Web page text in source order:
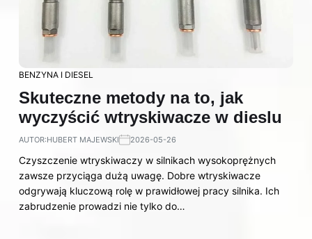
BENZYNA I DIESEL
Skuteczne metody na to, jak
wyczyścić wtryskiwacze w dieslu
AUTOR:HUBERT MAJEWSKI 2026-05-26
Czyszczenie wtryskiwaczy w silnikach wysokoprężnych
zawsze przyciąga dużą uwagę. Dobre wtryskiwacze
odgrywają kluczową rolę w prawidłowej pracy silnika. Ich
zabrudzenie prowadzi nie tylko do…